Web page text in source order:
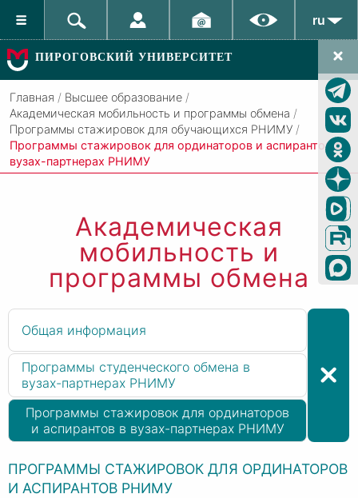
ru
ПИРОГОВСКИЙ УНИВЕРСИТЕТ
Главная / Высшее образование /
Академическая мобильность и программы обмена /
Программы стажировок для обучающихся РНИМУ /
Программы стажировок для ординаторов и аспирантов в
вузах-партнерах РНИМУ
Академическая
мобильность и
программы обмена
Общая информация
Программы студенческого обмена в
вузах-партнерах РНИМУ
Программы стажировок для ординаторов
и аспирантов в вузах-партнерах РНИМУ
ПРОГРАММЫ СТАЖИРОВОК ДЛЯ ОРДИНАТОРОВ
И АСПИРАНТОВ РНИМУ